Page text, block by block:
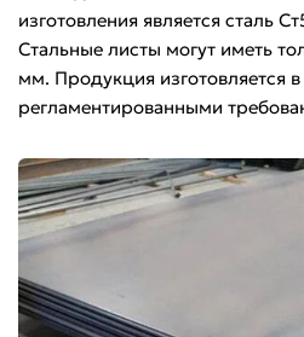
изготовления является сталь
Стальные листы могут иметь
мм. Продукция изготовляется в
регламентированными